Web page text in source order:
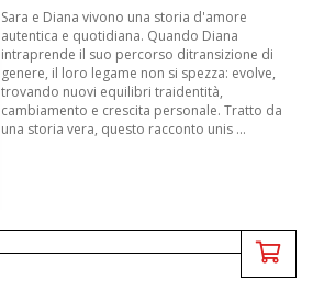
Sara e Diana vivono una storia d'amore
autentica e quotidiana. Quando Diana
intraprende il suo percorso ditransizione di
genere, il loro legame non si spezza: evolve,
trovando nuovi equilibri traidentità,
cambiamento e crescita personale. Tratto da
una storia vera, questo racconto unis ...